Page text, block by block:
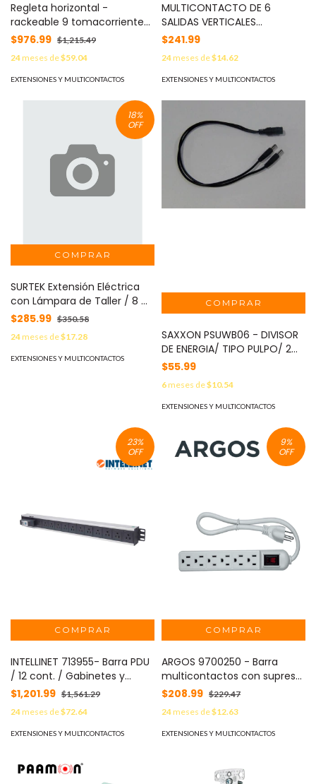
Regleta horizontal -
rackeable 9 tomacorrientes,
125VCA, 15A, con supresor de
sobretensión NPD-11U9N15A
$976.99 $1,215.49
24meses de$59.04
EXTENSIONES Y MULTICONTACTOS
MULTICONTACTO DE 6
SALIDAS VERTICALES
POLARIZADAS STEREN BARRA
BARRA MULTI-V 6 BLANCA
IDEAL PARA CONECTAR
EQUIPOS DE COMPUTO Y
$241.99
24meses de$14.62
EXTENSIONES Y MULTICONTACTOS
18%
OFF
SURTEK Extensión Eléctrica
con Lámpara de Taller / 8 m
y 15 m / 75 W Máxima / 127 V
/ Doble Cubierta PVC /
Canastilla E26-E27 / Gancho
Resistente / Polarizada /
$285.99 $350.58
24meses de$17.28
EXTENSIONES Y MULTICONTACTOS
SAXXON PSUWB06 - DIVISOR
DE ENERGIA/ TIPO PULPO/ 2
CONECTORES MACHO/
2.1MM/ 1 CONECTOR HEMBRA
$55.99
6meses de$10.54
EXTENSIONES Y MULTICONTACTOS
23%
OFF
INTELLINET 713955- Barra PDU
/ 12 cont. / Gabinetes y
Racks, / Vertical / Interruptor
doble / Conta cortos
circuitos
$1,201.99 $1,561.29
24meses de$72.64
EXTENSIONES Y MULTICONTACTOS
9%
OFF
ARGOS 9700250 - Barra
multicontactos con supresor
de picos / 6 tomas
aterrizadas / Uso interior /
Color blanco / 110-125V AC /
1875W /
$208.99 $229.47
24meses de$12.63
EXTENSIONES Y MULTICONTACTOS